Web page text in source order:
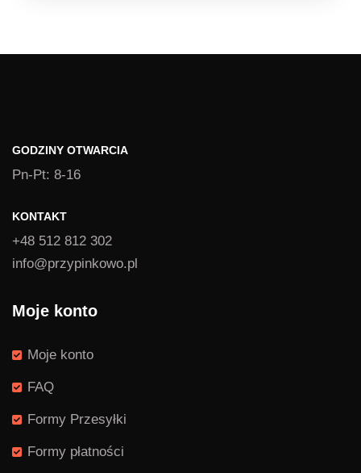
1,39 zł
GODZINY OTWARCIA
Pn-Pt: 8-16
KONTAKT
+48 512 812 302
info@przypinkowo.pl
Moje konto
Moje konto
FAQ
Formy Przesyłki
Formy płatności